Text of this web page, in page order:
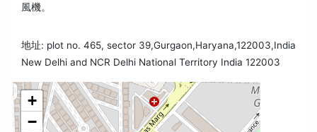
風機。
地址: plot no. 465, sector 39,Gurgaon,Haryana,122003,India
New Delhi and NCR Delhi National Territory India 122003
+
−